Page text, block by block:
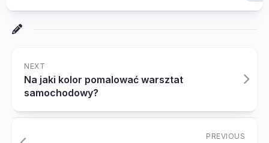
NEXT
Na jaki kolor pomalować warsztat
samochodowy?
PREVIOUS